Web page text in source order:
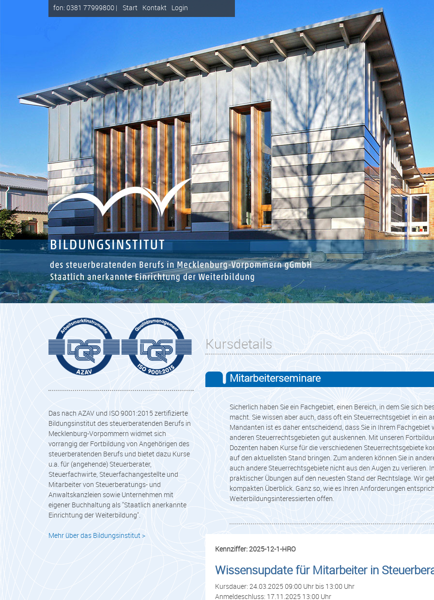
fon: 0381 77999800 | Start Kontakt Login
Kursdetails
Mitarbeiterseminare
Sicherlich haben Sie ein Fachgebiet, einen Bereich, in dem Sie sich
macht. Sie wissen aber auch, dass oft ein Steuerrechtsgebiet in ein
Mandanten ist es daher entscheidend, dass Sie in Ihrem
anderen Steuerrechtsgebieten gut auskennen. Mit unseren
Dozenten haben Kurse für die verschiedenen Steuerrechtsgebiete
auf den aktuellsten Stand bringen. Zum anderen können Sie in
auch andere Steuerrechtsgebiete nicht aus den Augen zu verlieren.
praktischer Übungen auf den neuesten Stand der Rechtslage. Wir
kompakten Überblick. Ganz so, wie es Ihren Anforderungen
Weiterbildungsinteressierten offen.
Kennziffer: 2025-12-1-HRO
Wissensupdate für Mitarbeiter in
Kursdauer: 24.03.2025 09:00 Uhr bis 13:00 Uhr
Anmeldeschluss: 17.11.2025 13:00 Uhr
Das nach AZAV und ISO 9001:2015 zertifizierte
Bildungsinstitut des steuerberatenden Berufs in
Mecklenburg-Vorpommern widmet sich
vorrangig der Fortbildung von Angehörigen des
steuerberatenden Berufs und bietet dazu Kurse
u.a. für (angehende) Steuerberater,
Steuerfachwirte, Steuerfachangestellte und
Mitarbeiter von Steuerberatungs- und
Anwaltskanzleien sowie Unternehmen mit
eigener Buchhaltung als "Staatlich anerkannte
Einrichtung der Weiterbildung".
Mehr über das Bildungsinstitut >